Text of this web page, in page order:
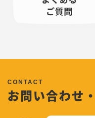
ご質問
お問い合わせ